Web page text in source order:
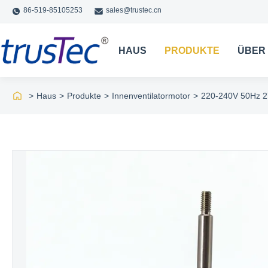
86-519-85105253 sales@trustec.cn
HAUS PRODUKTE ÜBER
> Haus > Produkte > Innenventilatormotor > 220-240V 50Hz